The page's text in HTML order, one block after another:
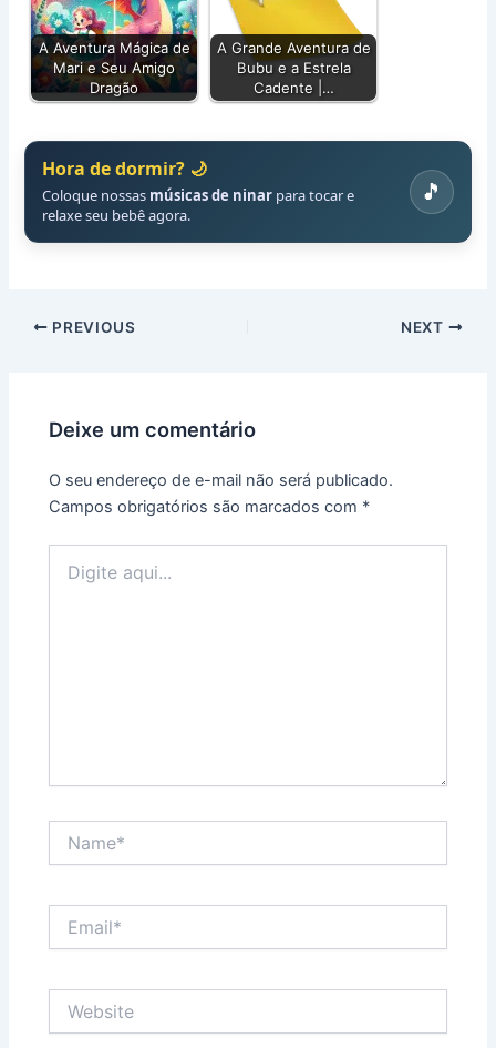
A Aventura Mágica de
Mari e Seu Amigo
Dragão
A Grande Aventura de
Bubu e a Estrela
Cadente |…
Hora de dormir? 🌙
Coloque nossas músicas de ninar para tocar e
relaxe seu bebê agora.
🎵
PREVIOUS NEXT
Deixe um comentário
O seu endereço de e-mail não será publicado.
Campos obrigatórios são marcados com *
aqui...